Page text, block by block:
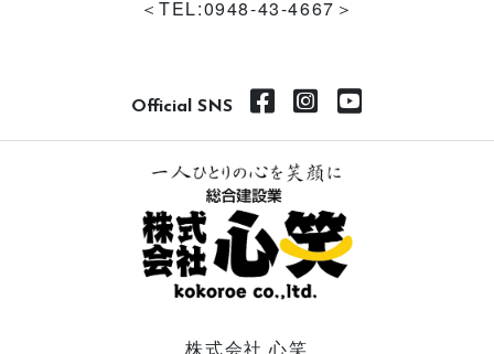
＜TEL:0948-43-4667＞
Official SNS
株式会社 心笑